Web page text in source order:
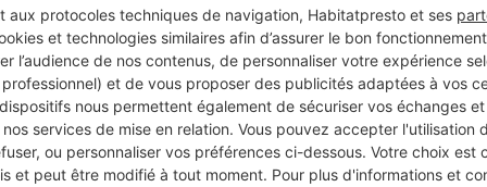
aux protocoles techniques de navigation, Habitatpresto et ses
et technologies similaires afin d’assurer le bon
l’audience de nos contenus, de personnaliser votre expérience
et de vous proposer des publicités adaptées à vos
nous permettent également de sécuriser vos échanges
services de mise en relation. Vous pouvez accepter l'utilisation
ou personnaliser vos préférences ci-dessous. Votre choix est
et peut être modifié à tout moment. Pour plus d'informations et
Légal
Charte cookies
Suivez-nous